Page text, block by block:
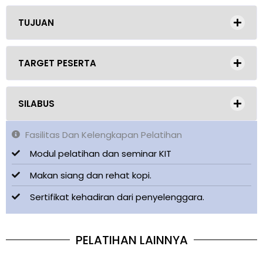
TUJUAN
TARGET PESERTA
SILABUS
Fasilitas Dan Kelengkapan Pelatihan
Modul pelatihan dan seminar KIT
Makan siang dan rehat kopi.
Sertifikat kehadiran dari penyelenggara.
PELATIHAN LAINNYA